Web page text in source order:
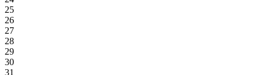
25
26
27
28
29
30
31